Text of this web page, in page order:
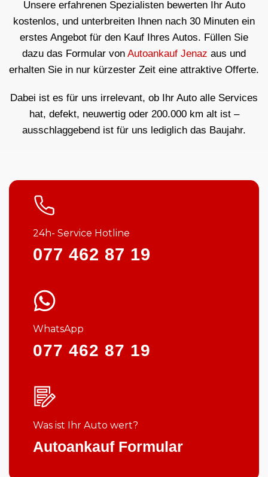
Unsere erfahrenen Spezialisten bewerten Ihr Auto
kostenlos, und unterbreiten Ihnen nach 30 Minuten ein
erstes Angebot für den Kauf Ihres Autos. Füllen Sie
dazu das Formular von Autoankauf Jenaz aus und
erhalten Sie in nur kürzester Zeit eine attraktive Offerte.
Dabei ist es für uns irrelevant, ob Ihr Auto alle Services
hat, defekt, neuwertig oder 200.000 km alt ist –
ausschlaggebend ist für uns lediglich das Baujahr.
24h- Service Hotline
077 462 87 19
WhatsApp
077 462 87 19
Was ist Ihr Auto wert?
Autoankauf Formular